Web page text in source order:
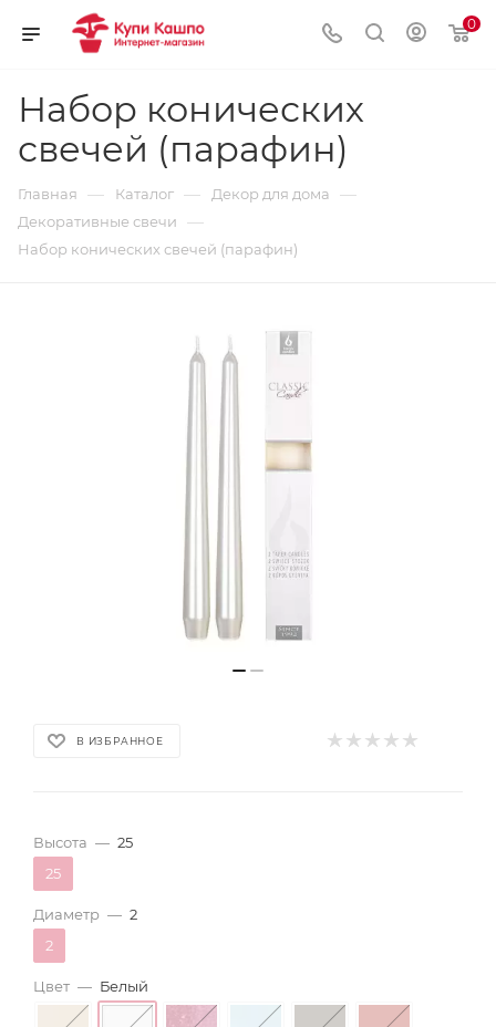
0
Набор конических
свечей (парафин)
Главная — Каталог — Декор для дома —
Декоративные свечи —
Набор конических свечей (парафин)
В ИЗБРАННОЕ
Высота — 25
25
Диаметр — 2
2
Цвет — Белый